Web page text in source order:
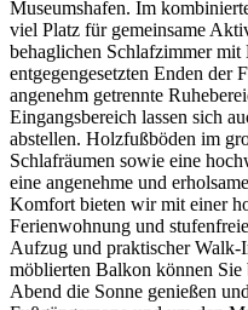
Museumshafen. Im
viel Platz für gemeinsame
behaglichen Schlafzimmer mit
entgegengesetzten Enden der
angenehm getrennte
Eingangsbereich lassen sich
abstellen. Holzfußböden im
Schlafräumen sowie eine
eine angenehme und
Komfort bieten wir mit einer
Ferienwohnung und
Aufzug und praktischer
möblierten Balkon können Sie
Abend die Sonne genießen